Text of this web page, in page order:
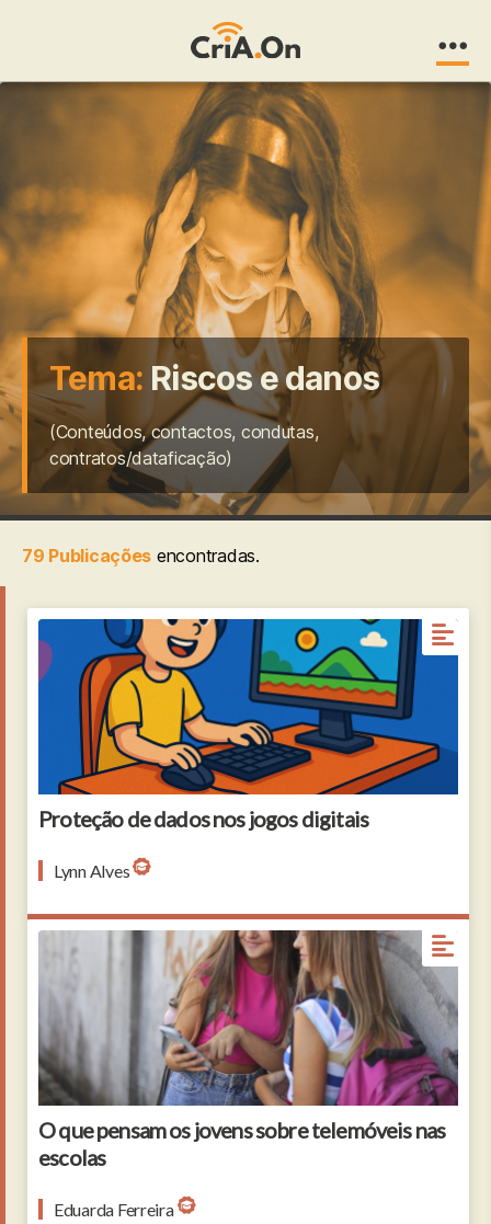
Tema: Riscos e danos
(Conteúdos, contactos, condutas,
contratos/dataficação)
79 Publicações encontradas.
Proteção de dados nos jogos digitais
Lynn Alves
portrait of two young girls leaning against a wall
with graffiti uses smartphone
O que pensam os jovens sobre telemóveis nas
escolas
Eduarda Ferreira